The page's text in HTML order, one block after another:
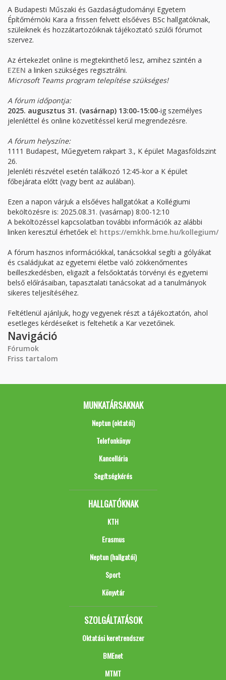
A Budapesti Műszaki és Gazdaságtudományi Egyetem
Építőmérnöki Kara a frissen felvett elsőéves BSc hallgatóknak,
szüleiknek és hozzátartozóiknak tájékoztató szülői fórumot
szervez.
Az értekezlet online is megtekinthető lesz, amihez szintén a
EZEN a linken szükséges regisztrálni.
Microsoft Teams program telepítése szükséges!
A fórum időpontja:
2025. augusztus 31. (vasárnap) 13:00-15:00-ig személyes
jelenléttel és online közvetítéssel kerül megrendezésre.
A fórum helyszíne:
1111 Budapest, Műegyetem rakpart 3., K épület Magasföldszint
26.
Jelenléti részvétel esetén találkozó 12:45-kor a K épület
főbejárata előtt (vagy bent az aulában).
Ezen a napon várjuk a elsőéves hallgatókat a Kollégiumi
beköltözésre is: 2025.08.31. (vasárnap) 8:00-12:10
A beköltözéssel kapcsolatban további információk az alábbi
linken keresztül érhetőek el: https://emkhk.bme.hu/kollegium/
A fórum hasznos információkkal, tanácsokkal segíti a gólyákat
és családjukat az egyetemi életbe való zökkenőmentes
beilleszkedésben, eligazít a felsőoktatás törvényi és egyetemi
belső előírásaiban, tapasztalati tanácsokat ad a tanulmányok
sikeres teljesítéséhez.
Feltétlenül ajánljuk, hogy vegyenek részt a tájékoztatón, ahol
esetleges kérdéseiket is feltehetik a Kar vezetőinek.
Navigáció
Fórumok
Friss tartalom
MUNKATÁRSAKNAK
Neptun (oktatói)
Telefonkönyv
Kancellária
Segítségkérés
HALLGATÓKNAK
KTH
Erasmus
Neptun (hallgatói)
Sport
Könyvtár
SZOLGÁLTATÁSOK
Oktatási keretrendszer
BMEnet
MTMT